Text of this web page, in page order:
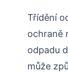
Třídění
ochraně
odpadu
může